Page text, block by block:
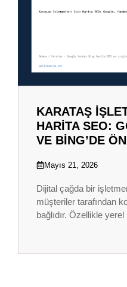
KARATAŞ
HARITA SEO:
VE BING’DE
Mayıs 21, 2026
Dijital çağda bir
müşteriler tarafından
bağlıdır. Özellikle